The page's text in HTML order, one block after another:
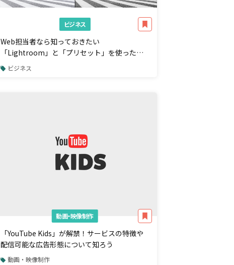
ビジネス
Web担当者なら知っておきたい
「Lightroom」と「プリセット」を使った写
真加工
ビジネス
動画・映像制作
「YouTube Kids」が解禁！サービスの特徴や
配信可能な広告形態について知ろう
動画・映像制作